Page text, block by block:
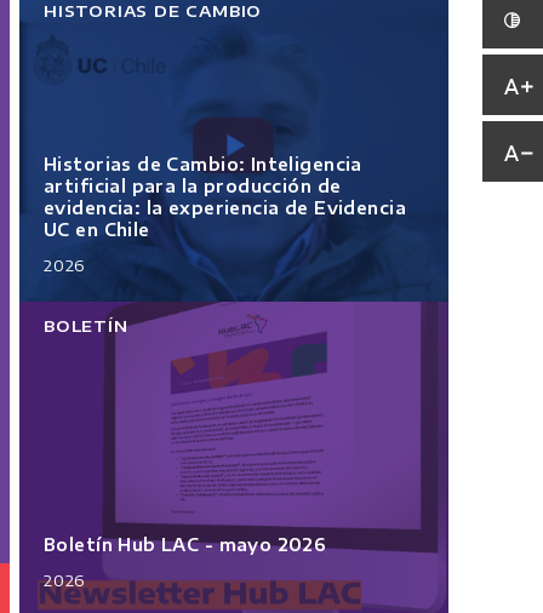
HISTORIAS DE CAMBIO
Historias de Cambio: Inteligencia
artificial para la producción de
evidencia: la experiencia de Evidencia
UC en Chile
2026
BOLETÍN
Boletín Hub LAC - mayo 2026
2026